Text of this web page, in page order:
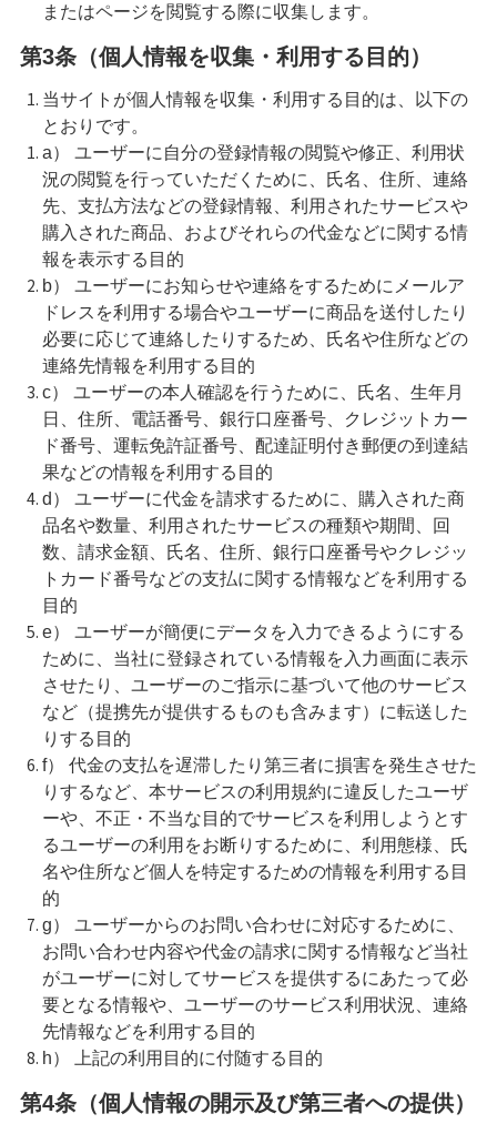
またはページを閲覧する際に収集します。
第3条（個人情報を収集・利用する目的）
当サイトが個人情報を収集・利用する目的は、以下の
とおりです。
a） ユーザーに自分の登録情報の閲覧や修正、利用状
況の閲覧を行っていただくために、氏名、住所、連絡
先、支払方法などの登録情報、利用されたサービスや
購入された商品、およびそれらの代金などに関する情
報を表示する目的
b） ユーザーにお知らせや連絡をするためにメールア
ドレスを利用する場合やユーザーに商品を送付したり
必要に応じて連絡したりするため、氏名や住所などの
連絡先情報を利用する目的
c） ユーザーの本人確認を行うために、氏名、生年月
日、住所、電話番号、銀行口座番号、クレジットカー
ド番号、運転免許証番号、配達証明付き郵便の到達結
果などの情報を利用する目的
d） ユーザーに代金を請求するために、購入された商
品名や数量、利用されたサービスの種類や期間、回
数、請求金額、氏名、住所、銀行口座番号やクレジッ
トカード番号などの支払に関する情報などを利用する
目的
e） ユーザーが簡便にデータを入力できるようにする
ために、当社に登録されている情報を入力画面に表示
させたり、ユーザーのご指示に基づいて他のサービス
など（提携先が提供するものも含みます）に転送した
りする目的
f） 代金の支払を遅滞したり第三者に損害を発生させた
りするなど、本サービスの利用規約に違反したユーザ
ーや、不正・不当な目的でサービスを利用しようとす
るユーザーの利用をお断りするために、利用態様、氏
名や住所など個人を特定するための情報を利用する目
的
g） ユーザーからのお問い合わせに対応するために、
お問い合わせ内容や代金の請求に関する情報など当社
がユーザーに対してサービスを提供するにあたって必
要となる情報や、ユーザーのサービス利用状況、連絡
先情報などを利用する目的
h） 上記の利用目的に付随する目的
第4条（個人情報の開示及び第三者への提供）